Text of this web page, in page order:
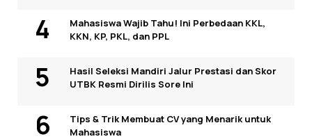
Mahasiswa Wajib Tahu! Ini Perbedaan KKL,
KKN, KP, PKL, dan PPL
Hasil Seleksi Mandiri Jalur Prestasi dan Skor
UTBK Resmi Dirilis Sore Ini
Tips & Trik Membuat CV yang Menarik untuk
Mahasiswa